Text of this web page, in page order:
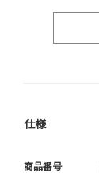
仕様
商品番号